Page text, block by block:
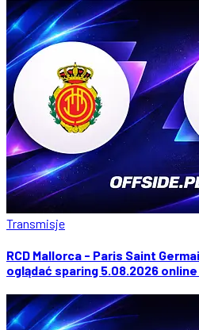
Transmisje
RCD Mallorca - Paris Saint
oglądać sparing 5.08.2026 online